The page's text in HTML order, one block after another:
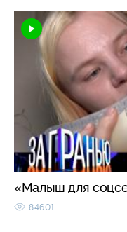
«Малыш для
84601